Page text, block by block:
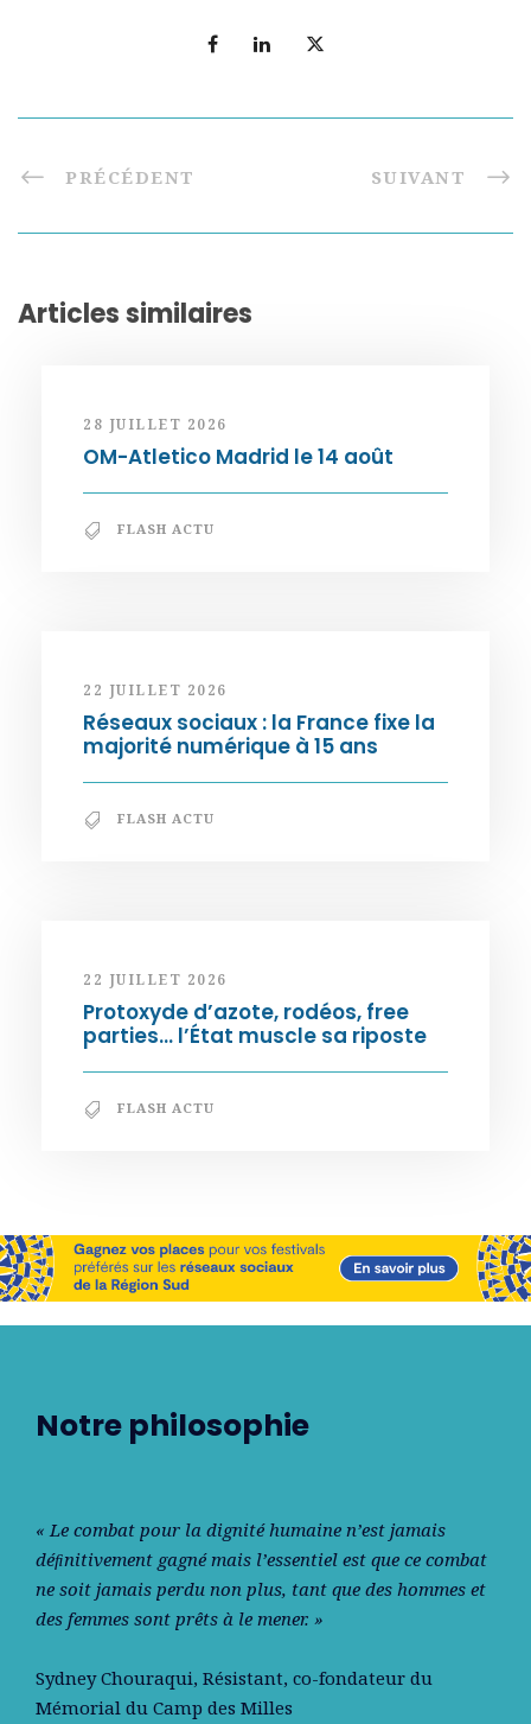
PRÉCÉDENT SUIVANT
Articles similaires
28 JUILLET 2026
OM-Atletico Madrid le 14 août
FLASH ACTU
22 JUILLET 2026
Réseaux sociaux : la France fixe la
majorité numérique à 15 ans
FLASH ACTU
22 JUILLET 2026
Protoxyde d’azote, rodéos, free
parties… l’État muscle sa riposte
FLASH ACTU
Notre philosophie
« Le combat pour la dignité humaine n’est jamais
déﬁnitivement gagné mais l’essentiel est que ce combat
ne soit jamais perdu non plus, tant que des hommes et
des femmes sont prêts à le mener. »
Sydney Chouraqui, Résistant, co-fondateur du
Mémorial du Camp des Milles